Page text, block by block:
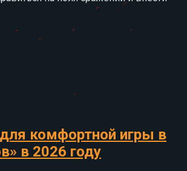
комфортной игры в
в 2026 году